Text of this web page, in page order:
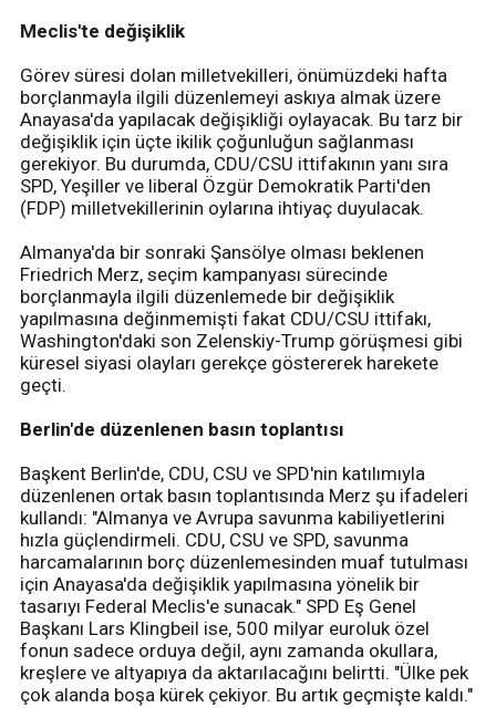
Meclis'te değişiklik
Görev süresi dolan milletvekilleri, önümüzdeki hafta
borçlanmayla ilgili düzenlemeyi askıya almak üzere
Anayasa'da yapılacak değişikliği oylayacak. Bu tarz bir
değişiklik için üçte ikilik çoğunluğun sağlanması
gerekiyor. Bu durumda, CDU/CSU ittifakının yanı sıra
SPD, Yeşiller ve liberal Özgür Demokratik Parti'den
(FDP) milletvekillerinin oylarına ihtiyaç duyulacak.
Almanya'da bir sonraki Şansölye olması beklenen
Friedrich Merz, seçim kampanyası sürecinde
borçlanmayla ilgili düzenlemede bir değişiklik
yapılmasına değinmemişti fakat CDU/CSU ittifakı,
Washington'daki son Zelenskiy-Trump görüşmesi gibi
küresel siyasi olayları gerekçe göstererek harekete
geçti.
Berlin'de düzenlenen basın toplantısı
Başkent Berlin'de, CDU, CSU ve SPD'nin katılımıyla
düzenlenen ortak basın toplantısında Merz şu ifadeleri
kullandı: "Almanya ve Avrupa savunma kabiliyetlerini
hızla güçlendirmeli. CDU, CSU ve SPD, savunma
harcamalarının borç düzenlemesinden muaf tutulması
için Anayasa'da değişiklik yapılmasına yönelik bir
tasarıyı Federal Meclis'e sunacak." SPD Eş Genel
Başkanı Lars Klingbeil ise, 500 milyar euroluk özel
fonun sadece orduya değil, aynı zamanda okullara,
kreşlere ve altyapıya da aktarılacağını belirtti. "Ülke pek
çok alanda boşa kürek çekiyor. Bu artık geçmişte kaldı."